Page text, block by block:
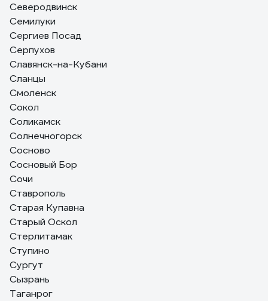
Северодвинск
Семилуки
Сергиев Посад
Серпухов
Славянск-на-Кубани
Сланцы
Смоленск
Сокол
Соликамск
Солнечногорск
Сосново
Сосновый Бор
Сочи
Ставрополь
Старая Купавна
Старый Оскол
Стерлитамак
Ступино
Сургут
Сызрань
Таганрог